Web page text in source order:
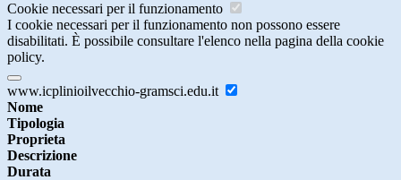
Cookie necessari per il funzionamento
I cookie necessari per il funzionamento non possono essere
disabilitati. È possibile consultare l'elenco nella pagina della cookie
policy.
www.icplinioilvecchio-gramsci.edu.it
Nome
Tipologia
Proprieta
Descrizione
Durata